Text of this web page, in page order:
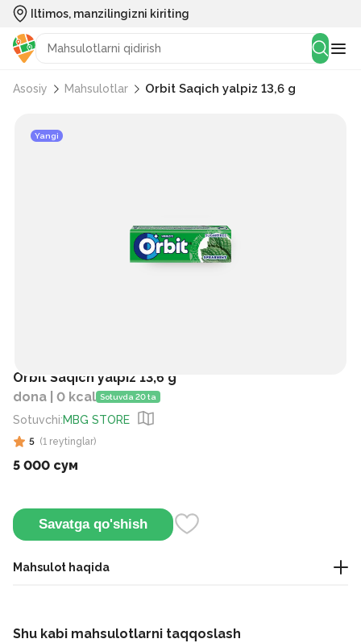
Iltimos, manzilingizni kiriting
Asosiy Mahsulotlar Orbit Saqich yalpiz 13,6 g
Yangi
Orbit Saqich yalpiz 13,6 g
dona | 0 kcal Sotuvda 20 ta
Sotuvchi:MBG STORE
5 (1 reytinglar)
5 000 сум
Savatga qo'shish
Mahsulot haqida
Shu kabi mahsulotlarni taqqoslash